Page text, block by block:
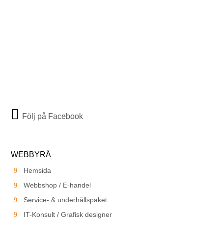
Följ på Facebook
WEBBYRÅ
Hemsida
Webbshop / E-handel
Service- & underhållspaket
IT-Konsult / Grafisk designer